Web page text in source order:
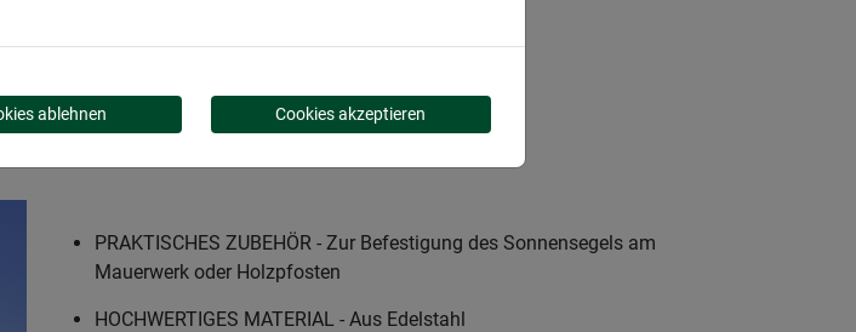
PRAKTISCHES ZUBEHÖR - Zur Befestigung des Sonnensegels am
Mauerwerk oder Holzpfosten
HOCHWERTIGES MATERIAL - Aus Edelstahl
ablehnen Cookies akzeptieren